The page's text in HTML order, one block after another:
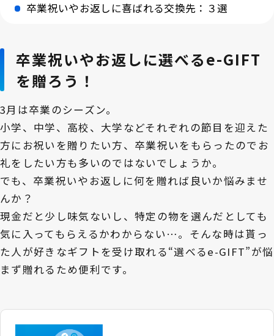
卒業祝いやお返しに喜ばれる交換先：３選
卒業祝いやお返しに選べるe-GIFT
を贈ろう！
3月は卒業のシーズン。
小学、中学、高校、大学などそれぞれの節目を迎えた
方にお祝いを贈りたい方、卒業祝いをもらったのでお
礼をしたい方も多いのではないでしょうか。
でも、卒業祝いやお返しに何を贈れば良いか悩みませ
んか？
現金だと少し味気ないし、特定の物を選んだとしても
気に入ってもらえるかわからない…。そんな時は貰っ
た人が好きなギフトを受け取れる“選べるe-GIFT”が悩
まず贈れるため便利です。